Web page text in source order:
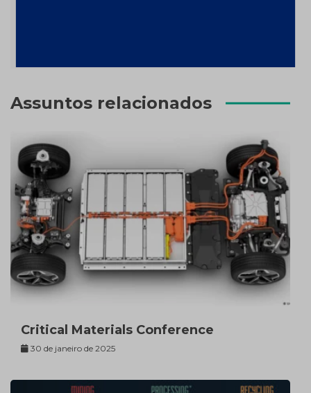
Assuntos relacionados
Critical Materials Conference
30 de janeiro de 2025